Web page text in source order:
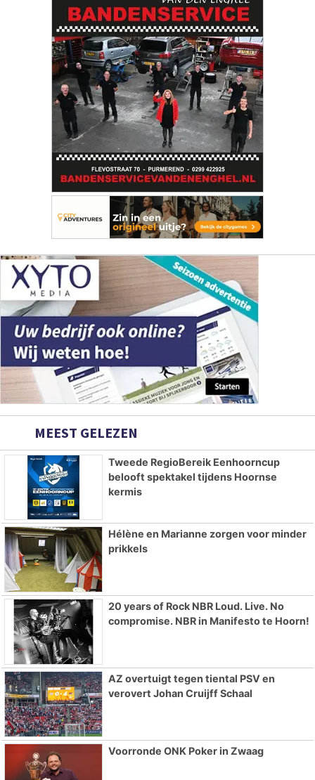
MEEST GELEZEN
Tweede RegioBereik Eenhoorncup
belooft spektakel tijdens Hoornse
kermis
Hélène en Marianne zorgen voor minder
prikkels
20 years of Rock NBR Loud. Live. No
compromise. NBR in Manifesto te Hoorn!
AZ overtuigt tegen tiental PSV en
verovert Johan Cruijff Schaal
Voorronde ONK Poker in Zwaag